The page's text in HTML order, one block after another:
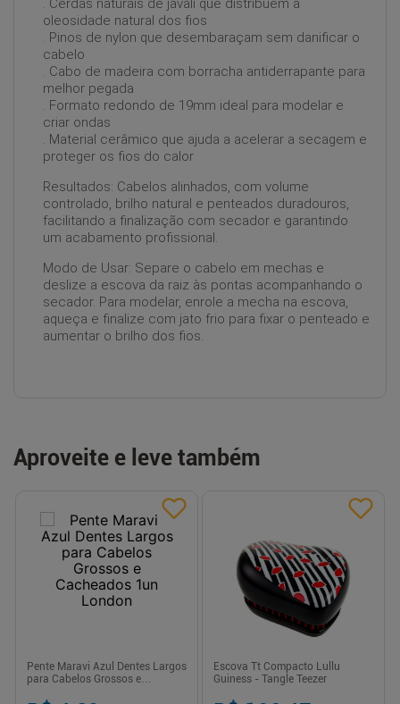
. Cerdas naturais de javali que distribuem a
oleosidade natural dos fios
. Pinos de nylon que desembaraçam sem danificar o
cabelo
. Cabo de madeira com borracha antiderrapante para
melhor pegada
. Formato redondo de 19mm ideal para modelar e
criar ondas
. Material cerâmico que ajuda a acelerar a secagem e
proteger os fios do calor
Resultados: Cabelos alinhados, com volume
controlado, brilho natural e penteados duradouros,
facilitando a finalização com secador e garantindo
um acabamento profissional.
Modo de Usar: Separe o cabelo em mechas e
deslize a escova da raiz às pontas acompanhando o
secador. Para modelar, enrole a mecha na escova,
aqueça e finalize com jato frio para fixar o penteado e
aumentar o brilho dos fios.
Aproveite e leve também
Pente Maravi Azul Dentes Largos
para Cabelos Grossos e
Escova Tt Compacto Lullu
Guiness - Tangle Teezer